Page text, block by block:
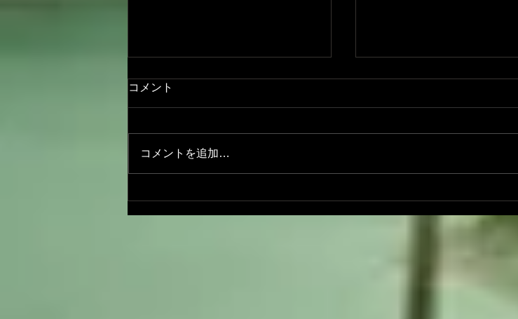
「遊び」2公演企画 まだまだ
環境（BGM）で聴く/弾
山根明季子氏の生演奏か
コメント
コメントを追加…